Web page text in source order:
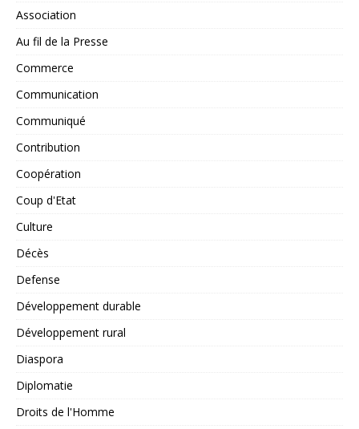
Association
Au fil de la Presse
Commerce
Communication
Communiqué
Contribution
Coopération
Coup d'Etat
Culture
Décès
Defense
Développement durable
Développement rural
Diaspora
Diplomatie
Droits de l'Homme